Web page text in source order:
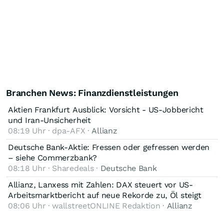
Branchen News: Finanzdienstleistungen
Aktien Frankfurt Ausblick: Vorsicht - US-Jobbericht
und Iran-Unsicherheit
08:19 Uhr · dpa-AFX · Allianz
Deutsche Bank-Aktie: Fressen oder gefressen werden
– siehe Commerzbank?
08:18 Uhr · Sharedeals · Deutsche Bank
Allianz, Lanxess mit Zahlen: DAX steuert vor US-
Arbeitsmarktbericht auf neue Rekorde zu, Öl steigt
08:06 Uhr · wallstreetONLINE Redaktion · Allianz